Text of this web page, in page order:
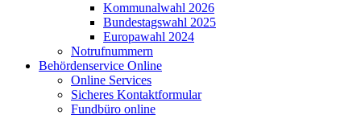
Kommunalwahl 2026
Bundestagswahl 2025
Europawahl 2024
Notrufnummern
Behördenservice Online
Online Services
Sicheres Kontaktformular
Fundbüro online